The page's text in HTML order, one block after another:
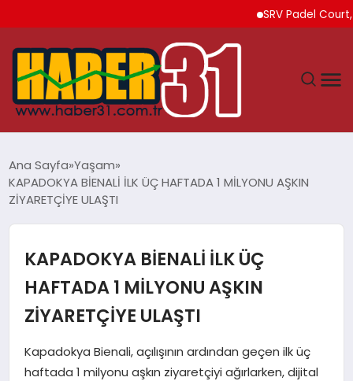
SRV Padel Court, 24
HATAY
GÜNDEM
MAGAZIN
Ana Sayfa Yaşam
KAPADOKYA BİENALİ İLK ÜÇ HAFTADA 1 MİLYONU AŞKIN
ZİYARETÇİYE ULAŞTI
KAPADOKYA BİENALİ İLK ÜÇ
HAFTADA 1 MİLYONU AŞKIN
ZİYARETÇİYE ULAŞTI
Kapadokya Bienali, açılışının ardından geçen ilk üç
haftada 1 milyonu aşkın ziyaretçiyi ağırlarken, dijital